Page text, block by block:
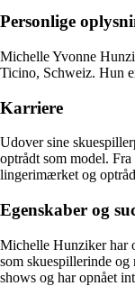
Personlige
Michelle Yvonne
Ticino, Schweiz. Hun
Karriere
Udover sine
optrådt som model.
lingerimærket og
Egenskaber og
Michelle Hunziker har
som skuespillerinde
shows og har opnået